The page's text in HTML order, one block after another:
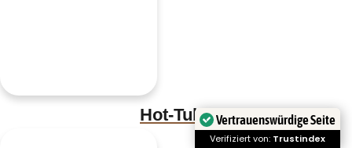
Hot-Tubs Vertrauenswürdige Seite
Verifiziert von: Trustindex